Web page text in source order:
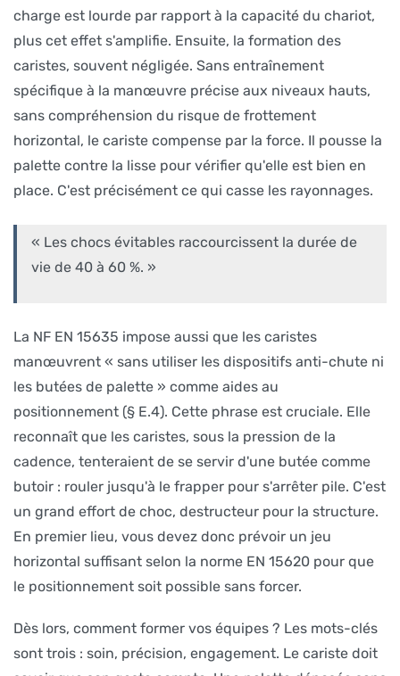
charge est lourde par rapport à la capacité du chariot,
plus cet effet s'amplifie. Ensuite, la formation des
caristes, souvent négligée. Sans entraînement
spécifique à la manœuvre précise aux niveaux hauts,
sans compréhension du risque de frottement
horizontal, le cariste compense par la force. Il pousse la
palette contre la lisse pour vérifier qu'elle est bien en
place. C'est précisément ce qui casse les rayonnages.
« Les chocs évitables raccourcissent la durée de
vie de 40 à 60 %. »
La NF EN 15635 impose aussi que les caristes
manœuvrent « sans utiliser les dispositifs anti-chute ni
les butées de palette » comme aides au
positionnement (§ E.4). Cette phrase est cruciale. Elle
reconnaît que les caristes, sous la pression de la
cadence, tenteraient de se servir d'une butée comme
butoir : rouler jusqu'à le frapper pour s'arrêter pile. C'est
un grand effort de choc, destructeur pour la structure.
En premier lieu, vous devez donc prévoir un jeu
horizontal suffisant selon la norme EN 15620 pour que
le positionnement soit possible sans forcer.
Dès lors, comment former vos équipes ? Les mots-clés
sont trois : soin, précision, engagement. Le cariste doit